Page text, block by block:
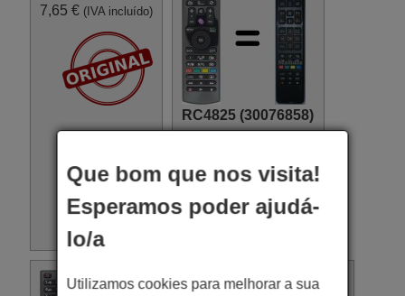
7,65 € (IVA incluído)
RC4825 (30076858)
Que bom que nos visita!
Esperamos poder ajudá-
lo/a
Utilizamos cookies para melhorar a sua